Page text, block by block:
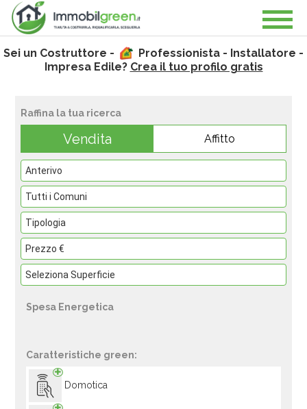
Sei un Costruttore -
Professionista - Installatore -
Impresa Edile? Crea il tuo profilo gratis
Raffina la tua ricerca
Vendita Affitto
Spesa Energetica
Caratteristiche green:
Domotica